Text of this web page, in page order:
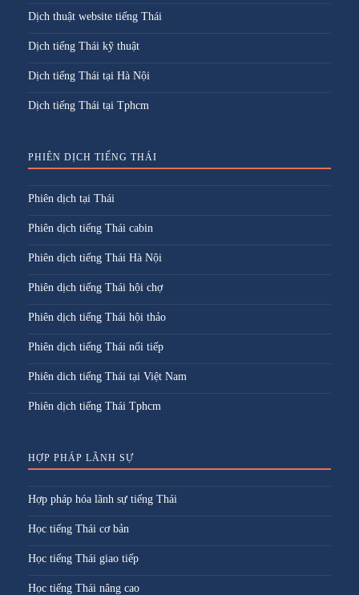
Dịch thuật website tiếng Thái
Dịch tiếng Thái kỹ thuật
Dịch tiếng Thái tại Hà Nội
Dịch tiếng Thái tại Tphcm
PHIÊN DỊCH TIẾNG THÁI
Phiên dịch tại Thái
Phiên dịch tiếng Thái cabin
Phiên dịch tiếng Thái Hà Nội
Phiên dịch tiếng Thái hội chợ
Phiên dịch tiếng Thái hội thảo
Phiên dịch tiếng Thái nối tiếp
Phiên dich tiếng Thái tại Việt Nam
Phiên dịch tiếng Thái Tphcm
HỢP PHÁP LÃNH SỰ
Hợp pháp hóa lãnh sự tiếng Thái
Học tiếng Thái cơ bản
Học tiếng Thái giao tiếp
Học tiếng Thái nâng cao